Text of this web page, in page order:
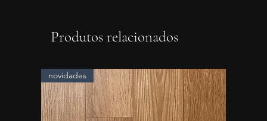
Produtos relacionados
novidades